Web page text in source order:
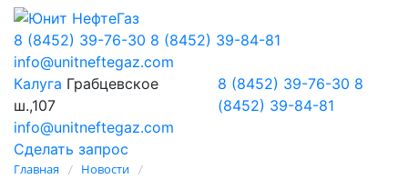
8 (8452) 39-76-30 8 (8452) 39-84-81
info@unitneftegaz.com
Калуга Грабцевское
ш.,107
info@unitneftegaz.com
8 (8452) 39-76-30 8
(8452) 39-84-81
Сделать запрос
Главная / Новости /